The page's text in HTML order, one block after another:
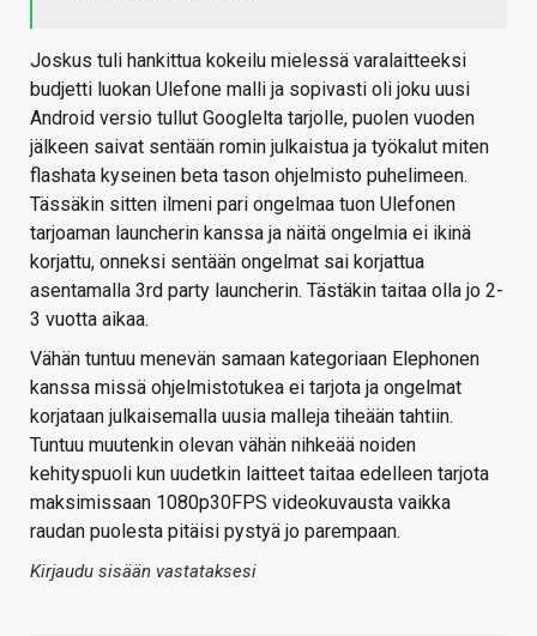
Joskus tuli hankittua kokeilu mielessä varalaitteeksi
budjetti luokan Ulefone malli ja sopivasti oli joku uusi
Android versio tullut Googlelta tarjolle, puolen vuoden
jälkeen saivat sentään romin julkaistua ja työkalut miten
flashata kyseinen beta tason ohjelmisto puhelimeen.
Tässäkin sitten ilmeni pari ongelmaa tuon Ulefonen
tarjoaman launcherin kanssa ja näitä ongelmia ei ikinä
korjattu, onneksi sentään ongelmat sai korjattua
asentamalla 3rd party launcherin. Tästäkin taitaa olla jo 2-
3 vuotta aikaa.
Vähän tuntuu menevän samaan kategoriaan Elephonen
kanssa missä ohjelmistotukea ei tarjota ja ongelmat
korjataan julkaisemalla uusia malleja tiheään tahtiin.
Tuntuu muutenkin olevan vähän nihkeää noiden
kehityspuoli kun uudetkin laitteet taitaa edelleen tarjota
maksimissaan 1080p30FPS videokuvausta vaikka
raudan puolesta pitäisi pystyä jo parempaan.
Kirjaudu sisään vastataksesi